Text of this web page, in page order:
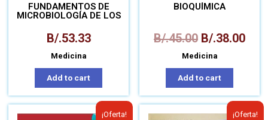
FUNDAMENTOS DE
MICROBIOLOGÍA DE LOS
B/.53.33
Medicina
Add to cart
BIOQUÍMICA
B/.45.00 B/.38.00
Medicina
Add to cart
¡Oferta! ¡Oferta!